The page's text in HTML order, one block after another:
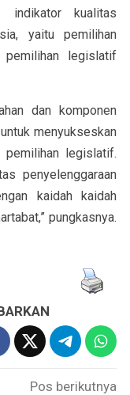
indikator kualitas
yaitu pemilihan
legislatif
dan komponen
menyukseskan
pemilihan legislatif.
penyelenggaraan
kaidah kaidah
pungkasnya.
Pos berikutnya